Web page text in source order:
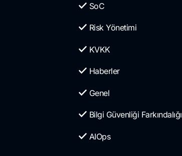
SoC
Risk Yönetimi
KVKK
Haberler
Genel
Bilgi Güvenliği Farkındalığı
AIOps